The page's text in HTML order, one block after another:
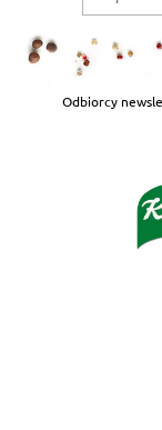
Odbiorcy